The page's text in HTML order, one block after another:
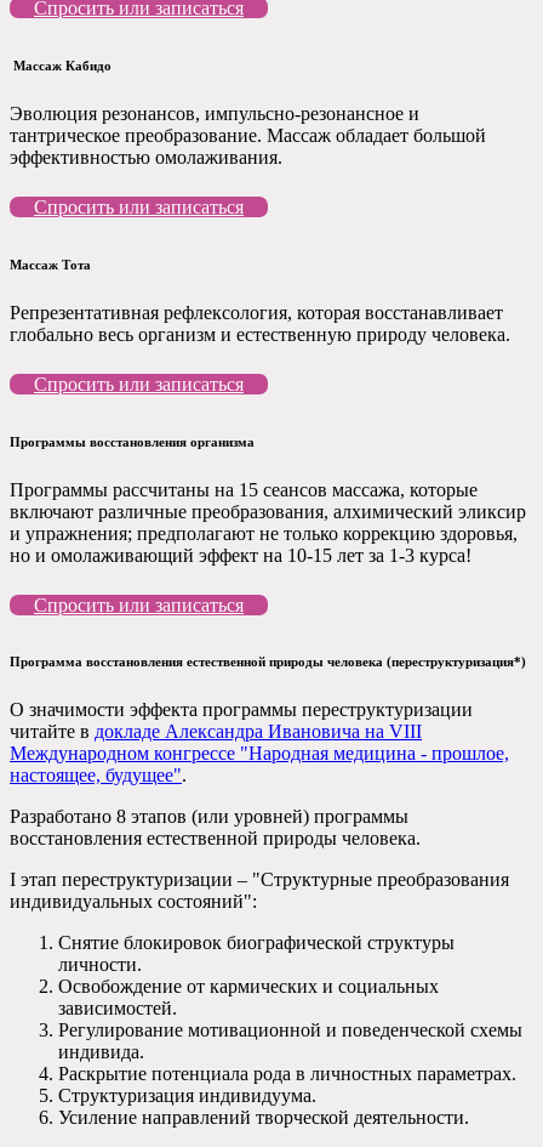
Спросить или записаться
Массаж Кабидо
Эволюция резонансов, импульсно-резонансное и
тантрическое преобразование. Массаж обладает большой
эффективностью омолаживания.
Спросить или записаться
Массаж Тота
Репрезентативная рефлексология, которая восстанавливает
глобально весь организм и естественную природу человека.
Спросить или записаться
Программы восстановления организма
Программы рассчитаны на 15 сеансов массажа, которые
включают различные преобразования, алхимический эликсир
и упражнения; предполагают не только коррекцию здоровья,
но и омолаживающий эффект на 10-15 лет за 1-3 курса!
Спросить или записаться
Программа восстановления естественной природы человека (переструктуризация*)
О значимости эффекта программы переструктуризации
читайте в докладе Александра Ивановича на VIII
Международном конгрессе "Народная медицина - прошлое,
настоящее, будущее".
Разработано 8 этапов (или уровней) программы
восстановления естественной природы человека.
I этап переструктуризации – "Структурные преобразования
индивидуальных состояний":
Снятие блокировок биографической структуры
личности.
Освобождение от кармических и социальных
зависимостей.
Регулирование мотивационной и поведенческой схемы
индивида.
Раскрытие потенциала рода в личностных параметрах.
Структуризация индивидуума.
Усиление направлений творческой деятельности.